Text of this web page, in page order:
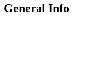
General Info